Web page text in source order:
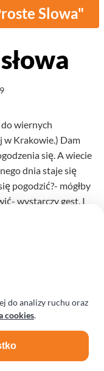
Slowa"
do wiernych
w Krakowie.) Dam
się. A wiecie
dnia staje się
pogodzić?- mógłby
wystarczy gest. I
do analizy ruchu oraz
cookies.